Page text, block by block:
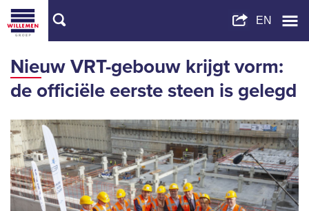
Nieuw VRT-gebouw krijgt vorm:
de officiële eerste steen is gelegd